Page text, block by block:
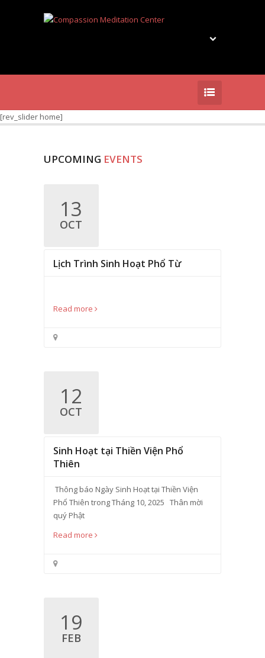
[rev_slider home]
UPCOMING EVENTS
13
OCT
Lịch Trình Sinh Hoạt Phổ Từ
Read more
12
OCT
Sinh Hoạt tại Thiền Viện Phổ
Thiên
Thông báo Ngày Sinh Hoạt tại Thiền Viện
Phổ Thiên trong Tháng 10, 2025 Thân mời
quý Phật
Read more
19
FEB